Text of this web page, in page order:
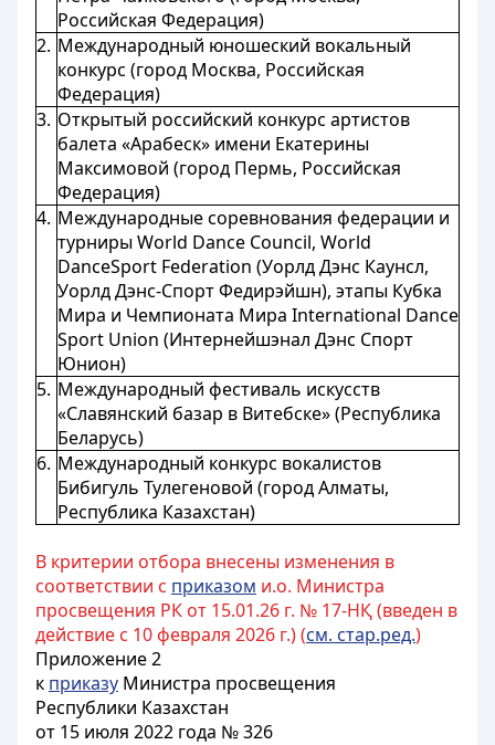
Российская Федерация)
2. Международный юношеский вокальный
конкурс (город Москва, Российская
Федерация)
3. Открытый российский конкурс артистов
балета «Арабеск» имени Екатерины
Максимовой (город Пермь, Российская
Федерация)
4. Международные соревнования федерации и
турниры World Dance Council, World
DanceSport Federation (Уорлд Дэнс Каунсл,
Уорлд Дэнс-Спорт Федирэйшн), этапы Кубка
Мира и Чемпионата Мира International Dance
Sport Union (Интернейшэнал Дэнс Спорт
Юнион)
5. Международный фестиваль искусств
«Славянский базар в Витебске» (Республика
Беларусь)
6. Международный конкурс вокалистов
Бибигуль Тулегеновой (город Алматы,
Республика Казахстан)
В критерии отбора внесены изменения в
соответствии с приказом и.о. Министра
просвещения РК от 15.01.26 г. № 17-НҚ (введен в
действие с 10 февраля 2026 г.) (см. стар.ред.)
Приложение 2
к приказу Министра просвещения
Республики Казахстан
от 15 июля 2022 года № 326